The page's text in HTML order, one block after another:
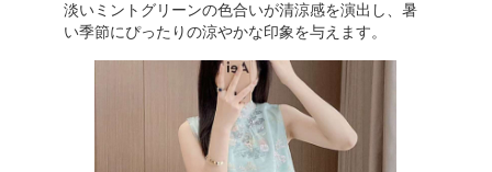
淡いミントグリーンの色合いが清涼感を演出し、暑
い季節にぴったりの涼やかな印象を与えます。